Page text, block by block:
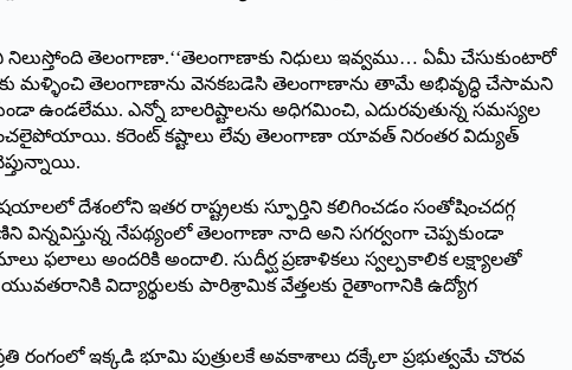
తెలంగాణా.‘‘తెలంగాణాకు నిధులు ఇవ్వము… ఏమీ చేసుకుంటారో
మళ్ళించి తెలంగాణాను వెనకబడెసి తెలంగాణాను తామే అభివృద్ధి చేసామని
ఉండలేము. ఎన్నో బాలరిష్టాలను అధిగమించి, ఎదురవుతున్న సమస్యల
కరెంట్‌ ‌కష్టాలు లేవు తెలంగాణా యావత్‌ ‌నిరంతర విద్యుత్‌
దేశంలోని ఇతర రాష్ట్రలకు స్ఫూర్తిని కలిగించడం సంతోషించదగ్గ
నేపథ్యంలో తెలంగాణా నాది అని సగర్వంగా చెప్పకుండా
ఫలాలు అందరికి అందాలి. సుదీర్ఘ ప్రణాళికలు స్వల్పకాలిక లక్ష్యాలతో
విద్యార్థులకు పారిశ్రామిక వేత్తలకు రైతాంగానికి ఉద్యోగ
రంగంలో ఇక్కడి భూమి పుత్రులకే అవకాశాలు దక్కేలా ప్రభుత్వమే చొరవ